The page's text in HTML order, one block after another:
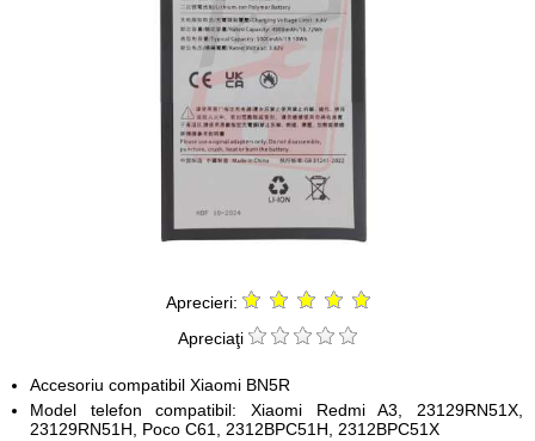
Aprecieri:
Apreciaţi
Accesoriu compatibil Xiaomi BN5R
Model telefon compatibil: Xiaomi Redmi A3, 23129RN51X,
23129RN51H, Poco C61, 2312BPC51H, 2312BPC51X